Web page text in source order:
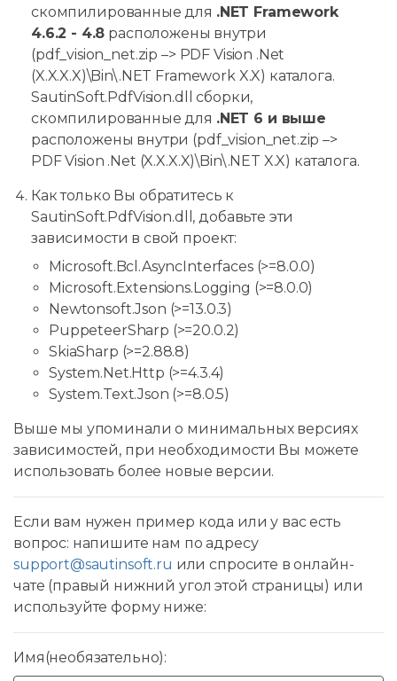
скомпилированные для .NET Framework
4.6.2 - 4.8 расположены внутри
(pdf_vision_net.zip –> PDF Vision .Net
(X.X.X.X)\Bin\.NET Framework X.X) каталога.
SautinSoft.PdfVision.dll сборки,
скомпилированные для .NET 6 и выше
расположены внутри (pdf_vision_net.zip –>
PDF Vision .Net (X.X.X.X)\Bin\.NET X.X) каталога.
Как только Вы обратитесь к
SautinSoft.PdfVision.dll, добавьте эти
зависимости в свой проект:
Microsoft.Bcl.AsyncInterfaces (>=8.0.0)
Microsoft.Extensions.Logging (>=8.0.0)
Newtonsoft.Json (>=13.0.3)
PuppeteerSharp (>=20.0.2)
SkiaSharp (>=2.88.8)
System.Net.Http (>=4.3.4)
System.Text.Json (>=8.0.5)
Выше мы упоминали о минимальных версиях
зависимостей, при необходимости Вы можете
использовать более новые версии.
Если вам нужен пример кода или у вас есть
вопрос: напишите нам по адресу
support@sautinsoft.ru или спросите в онлайн-
чате (правый нижний угол этой страницы) или
используйте форму ниже:
Имя(необязательно):